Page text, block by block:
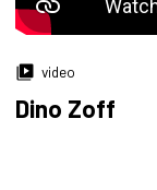
video
Dino Zoff